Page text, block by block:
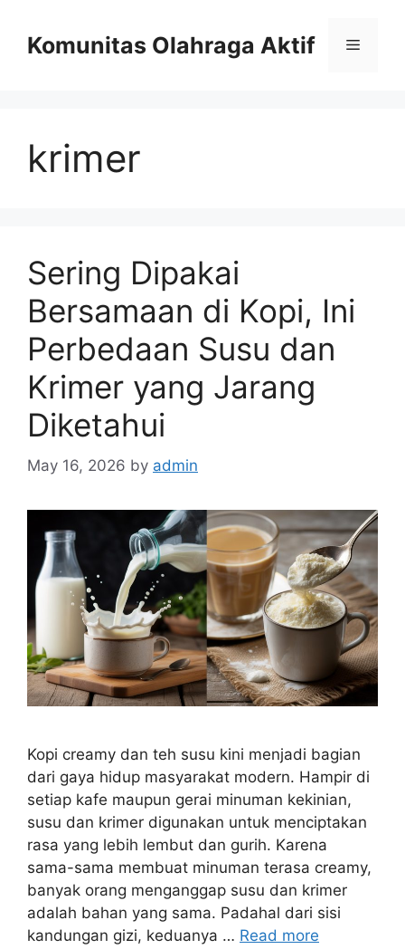
contentKomunitas Olahraga Aktif Menu
krimer
Sering Dipakai
Bersamaan di Kopi, Ini
Perbedaan Susu dan
Krimer yang Jarang
Diketahui
May 16, 2026 by admin
Kopi creamy dan teh susu kini menjadi bagian
dari gaya hidup masyarakat modern. Hampir di
setiap kafe maupun gerai minuman kekinian,
susu dan krimer digunakan untuk menciptakan
rasa yang lebih lembut dan gurih. Karena
sama-sama membuat minuman terasa creamy,
banyak orang menganggap susu dan krimer
adalah bahan yang sama. Padahal dari sisi
kandungan gizi, keduanya … Read more